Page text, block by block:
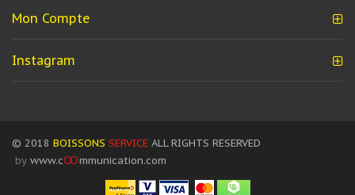
Mon Compte
Instagram
© 2018 BOISSONS SERVICE ALL RIGHTS RESERVED
by www.cOO mmunication.com